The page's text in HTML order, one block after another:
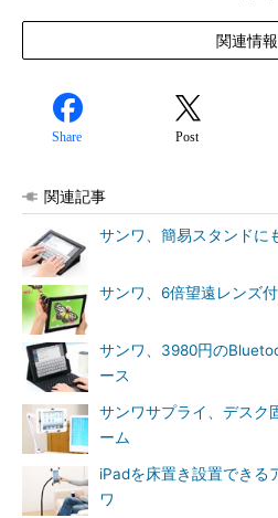
関連情報
Share Post
関連記事
サンワ、簡易スタンドに
サンワ、6倍望遠レンズ
サンワ、3980円の
ース
サンワサプライ、デスク
ーム
iPadを床置き設置でき
ワ